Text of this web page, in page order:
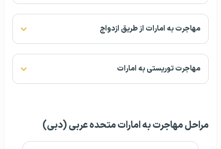
مهاجرت به امارات از طریق ازدواج
مهاجرت توریستی به امارات
مراحل مهاجرت به امارات متحده عربی (دبی)